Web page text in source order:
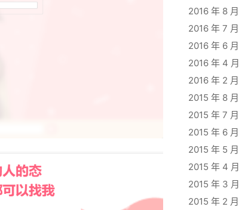
2016 年 8 月
2016 年 7 月
2016 年 6 月
2016 年 4 月
2016 年 2 月
2015 年 8 月
2015 年 7 月
2015 年 6 月
2015 年 5 月
2015 年 4 月
2015 年 3 月
2015 年 2 月